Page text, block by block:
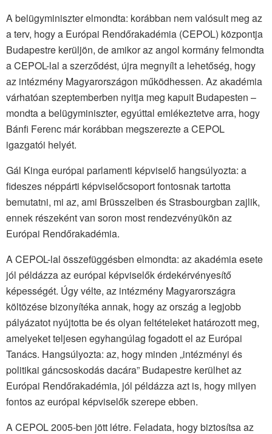
A belügyminiszter elmondta: korábban nem valósult meg az
a terv, hogy a Európai Rendőrakadémia (CEPOL) központja
Budapestre kerüljön, de amikor az angol kormány felmondta
a CEPOL-lal a szerződést, újra megnyílt a lehetőség, hogy
az intézmény Magyarországon működhessen. Az akadémia
várhatóan szeptemberben nyitja meg kapuit Budapesten –
mondta a belügyminiszter, egyúttal emlékeztetve arra, hogy
Bánfi Ferenc már korábban megszerezte a CEPOL
igazgatói helyét.
Gál Kinga európai parlamenti képviselő hangsúlyozta: a
fideszes néppárti képviselőcsoport fontosnak tartotta
bemutatni, mi az, ami Brüsszelben és Strasbourgban zajlik,
ennek részeként van soron most rendezvényükön az
Európai Rendőrakadémia.
A CEPOL-lal összefüggésben elmondta: az akadémia esete
jól példázza az európai képviselők érdekérvényesítő
képességét. Úgy vélte, az intézmény Magyarországra
költözése bizonyítéka annak, hogy az ország a legjobb
pályázatot nyújtotta be és olyan feltételeket határozott meg,
amelyeket teljesen egyhangúlag fogadott el az Európai
Tanács. Hangsúlyozta: az, hogy minden „intézményi és
politikai gáncsoskodás dacára” Budapestre kerülhet az
Európai Rendőrakadémia, jól példázza azt is, hogy milyen
fontos az európai képviselők szerepe ebben.
A CEPOL 2005-ben jött létre. Feladata, hogy biztosítsa az